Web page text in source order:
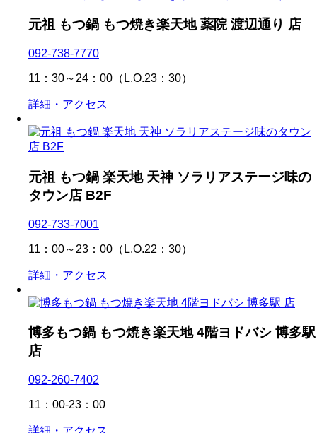
元祖 もつ鍋 もつ焼き楽天地 薬院 渡辺通り 店
092-738-7770
11：30～24：00（L.O.23：30）
詳細・アクセス
元祖 もつ鍋 楽天地 天神 ソラリアステージ味の
タウン店 B2F
092-733-7001
11：00～23：00（L.O.22：30）
詳細・アクセス
博多もつ鍋 もつ焼き楽天地 4階ヨドバシ 博多駅
店
092-260-7402
11：00-23：00
詳細・アクセス